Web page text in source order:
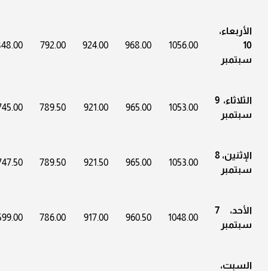
الأربعاء،
10
سبتمبر
1056.00
968.00
924.00
792.00
الثلاثاء، 9
سبتمبر
1053.00
965.00
921.00
789.50
الإثنين، 8
سبتمبر
1053.00
965.00
921.50
789.50
الأحد، 7
سبتمبر
1048.00
960.50
917.00
786.00
السبت،